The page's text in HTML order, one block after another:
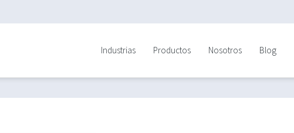
Industrias Productos Nosotros Blog